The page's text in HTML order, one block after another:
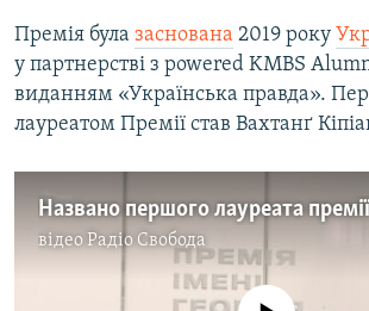
Премія була заснована 2019 року
у партнерстві з powered KMBS
виданням «Українська правда».
лауреатом Премії став Вахтанґ
відео Радіо Свобода
No media source currently